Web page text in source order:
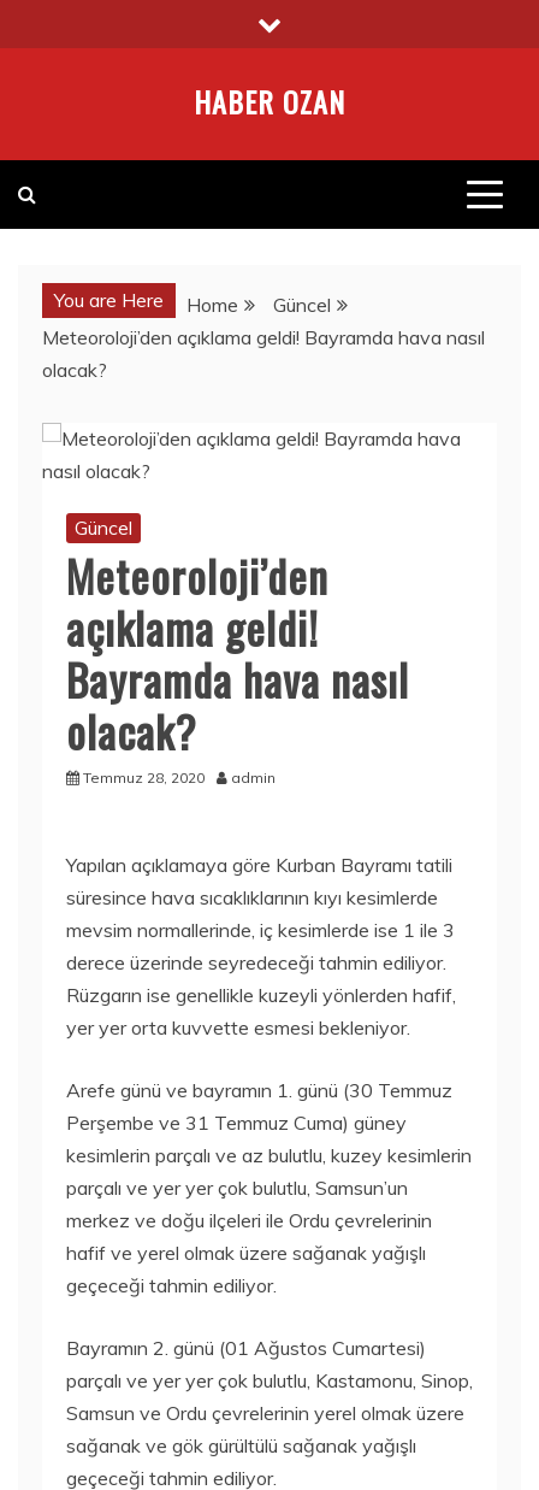
to
HABER OZAN
You are Here Home
Güncel
Meteoroloji’den açıklama geldi! Bayramda hava nasıl
olacak?
Güncel
Meteoroloji’den
açıklama geldi!
Bayramda hava nasıl
olacak?
Temmuz 28, 2020 admin
Yapılan açıklamaya göre Kurban Bayramı tatili
süresince hava sıcaklıklarının kıyı kesimlerde
mevsim normallerinde, iç kesimlerde ise 1 ile 3
derece üzerinde seyredeceği tahmin ediliyor.
Rüzgarın ise genellikle kuzeyli yönlerden hafif,
yer yer orta kuvvette esmesi bekleniyor.
Arefe günü ve bayramın 1. günü (30 Temmuz
Perşembe ve 31 Temmuz Cuma) güney
kesimlerin parçalı ve az bulutlu, kuzey kesimlerin
parçalı ve yer yer çok bulutlu, Samsun’un
merkez ve doğu ilçeleri ile Ordu çevrelerinin
hafif ve yerel olmak üzere sağanak yağışlı
geçeceği tahmin ediliyor.
Bayramın 2. günü (01 Ağustos Cumartesi)
parçalı ve yer yer çok bulutlu, Kastamonu, Sinop,
Samsun ve Ordu çevrelerinin yerel olmak üzere
sağanak ve gök gürültülü sağanak yağışlı
geçeceği tahmin ediliyor.